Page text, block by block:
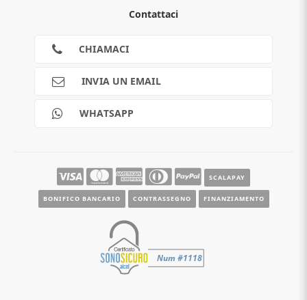
Guida all'acquisto
Scalapay
Contattaci
CHIAMACI
INVIA UN EMAIL
WHATSAPP
SCALAPAY
BONIFICO BANCARIO CONTRASSEGNO FINANZIAMENTO